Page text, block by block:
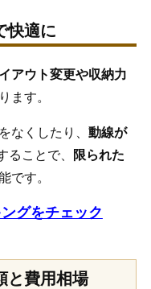
快適に
アウト変更や収納力
ます。
なくしたり、 動線が
ることで、 限られた
です。
グをチェック
と費用相場